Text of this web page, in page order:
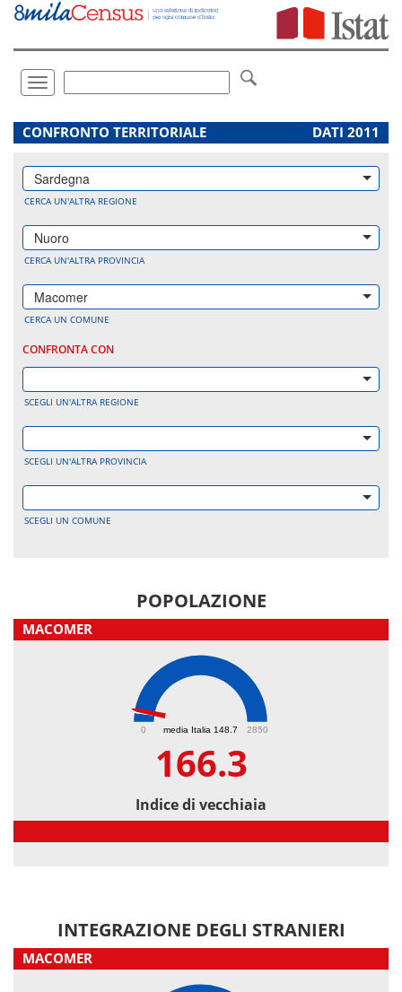
Vai
direttamente
Toggle
navigation
.
CONFRONTO TERRITORIALE DATI 2011
Sardegna
CERCA UN'ALTRA REGIONE
Nuoro
CERCA UN'ALTRA PROVINCIA
Macomer
CERCA UN COMUNE
CONFRONTA CON
SCEGLI UN'ALTRA REGIONE
SCEGLI UN'ALTRA PROVINCIA
SCEGLI UN COMUNE
POPOLAZIONE
MACOMER
media Italia 148.7
0 2850
166.3
Indice di vecchiaia
INTEGRAZIONE DEGLI STRANIERI
MACOMER